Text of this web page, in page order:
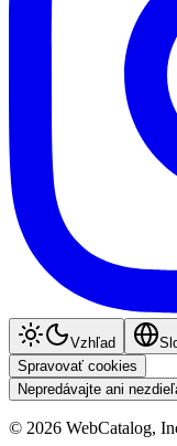
Vzhľad
Spravovať cookies
Nepredávajte ani
© 2026 WebCatalog,